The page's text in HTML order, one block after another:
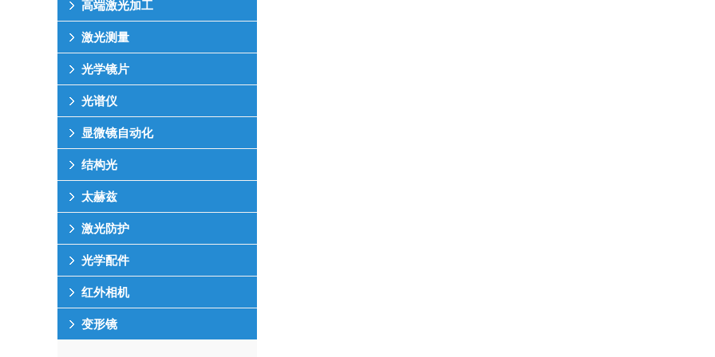
高端激光加工
激光测量
光学镜片
光谱仪
显微镜自动化
结构光
太赫兹
激光防护
光学配件
红外相机
变形镜